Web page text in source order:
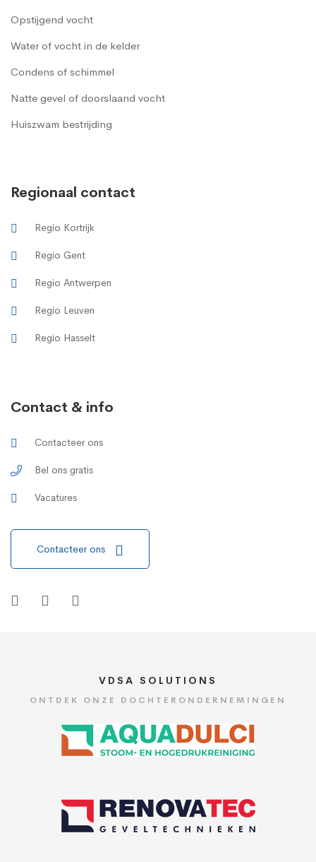
Opstijgend vocht
Water of vocht in de kelder
Condens of schimmel
Natte gevel of doorslaand vocht
Huiszwam bestrijding
Regionaal contact
Regio Kortrijk
Regio Gent
Regio Antwerpen
Regio Leuven
Regio Hasselt
Contact & info
Contacteer ons
Bel ons gratis
Vacatures
Contacteer ons
VDSA SOLUTIONS
ONTDEK ONZE DOCHTERONDERNEMINGEN